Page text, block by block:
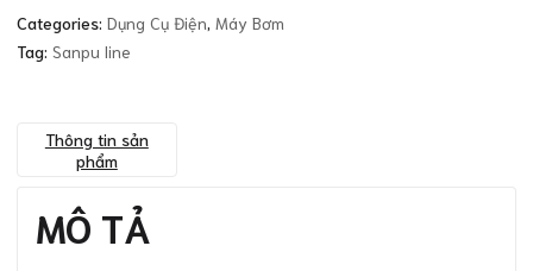
Categories: Dụng Cụ Điện, Máy Bơm
Tag: Sanpu line
Thông tin sản
phẩm
MÔ TẢ